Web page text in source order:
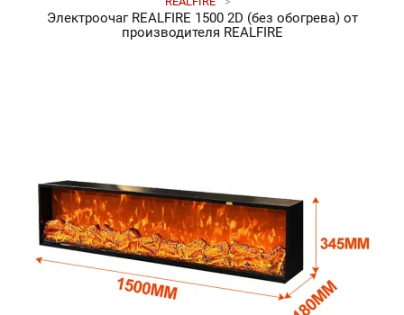
Электроочаг REALFIRE 1500 2D (без обогрева) от
производителя REALFIRE